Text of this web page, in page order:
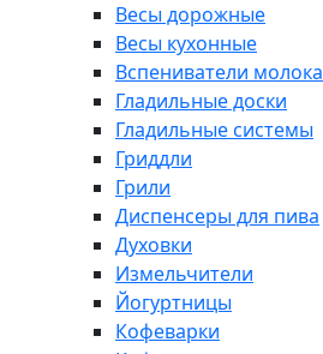
Весы дорожные
Весы кухонные
Вспениватели молока
Гладильные доски
Гладильные системы
Гриддли
Грили
Диспенсеры для пива
Духовки
Измельчители
Йогуртницы
Кофеварки